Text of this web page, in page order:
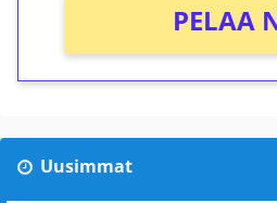
PELAA
Uusimmat